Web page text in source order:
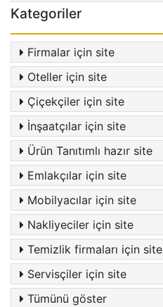
Kategoriler
Firmalar için site
Oteller için site
Çiçekçiler için site
İnşaatçılar için site
Ürün Tanıtımlı hazır site
Emlakçılar için site
Mobilyacılar için site
Nakliyeciler için site
Temizlik firmaları için site
Servisçiler için site
Tümünü göster